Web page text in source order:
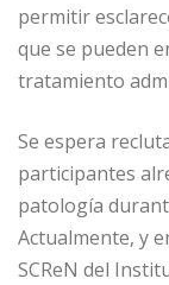
permitir
que se pueden
tratamiento
Se espera
participantes
patología
Actualmente, y
SCReN del